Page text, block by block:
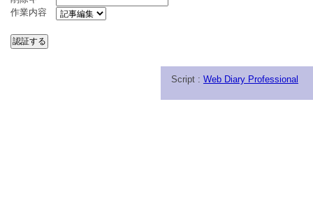
作業内容
Script : Web Diary Professional